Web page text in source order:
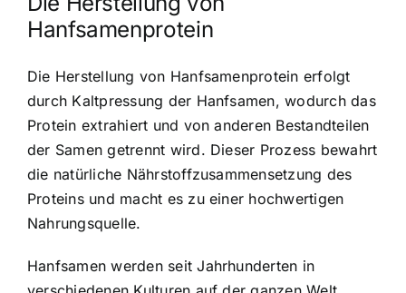
Hanfsamenprotein
Die Herstellung von Hanfsamenprotein erfolgt
durch Kaltpressung der Hanfsamen, wodurch das
Protein extrahiert und von anderen Bestandteilen
der Samen getrennt wird. Dieser Prozess bewahrt
die natürliche Nährstoffzusammensetzung des
Proteins und macht es zu einer hochwertigen
Nahrungsquelle.
Hanfsamen werden seit Jahrhunderten in